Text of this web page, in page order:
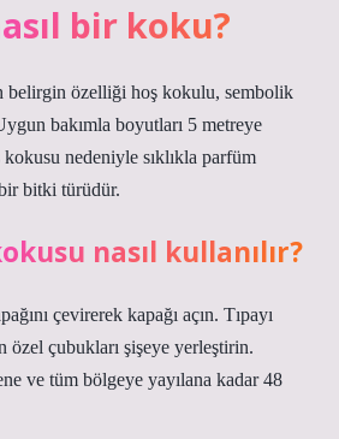
bir koku?
belirgin özelliği hoş kokulu, sembolik
bakımla boyutları 5 metreye
nedeniyle sıklıkla parfüm
bitki türüdür.
nasıl kullanılır?
çevirerek kapağı açın. Tıpayı
özel çubukları şişeye yerleştirin.
ve tüm bölgeye yayılana kadar 48